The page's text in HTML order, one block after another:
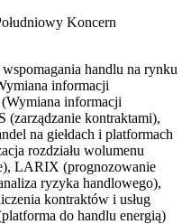
Koncern
handlu na rynku
informacji
informacji
kontraktami),
na giełdach i platformach
rozdziału wolumenu
LARIX (prognozowanie
ryzyka handlowego),
kontraktów i usług
do handlu energią)